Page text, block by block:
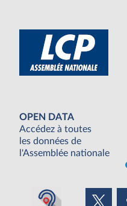
OPEN DATA
Accédez à toutes
les données de
l'Assemblée nationale